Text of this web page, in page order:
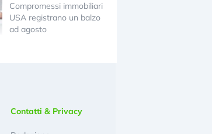
Compromessi immobiliari
USA registrano un balzo
ad agosto
Contatti & Privacy